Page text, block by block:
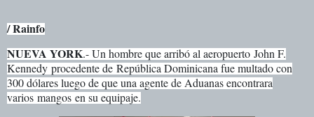
/ Rainfo
NUEVA YORK.- Un hombre que arribó al aeropuerto John F.
Kennedy procedente de República Dominicana fue multado con
300 dólares luego de que una agente de Aduanas encontrara
varios mangos en su equipaje.